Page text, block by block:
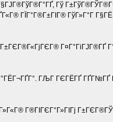
Г§ГЈГ®ГўГ®Г°ГҐ, Гў
ГЇГ°Г®Г±ГІГ® ГўГ»Г°Г
Г¤Г°ГіГЈГ®ГҐ
ГЉГ ГЄГЁГҐ ГҐГ№ГҐ
Г®ГІГЄГ°Г»ГІГј